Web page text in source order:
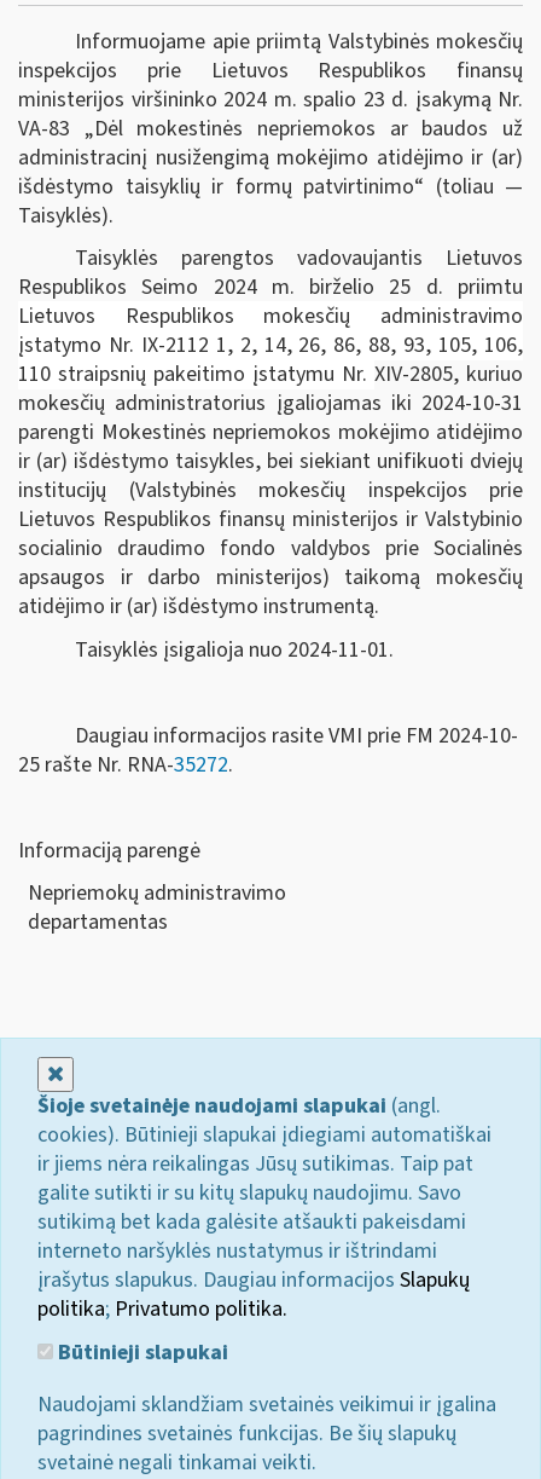
Informuojame apie priimtą Valstybinės mokesčių
inspekcijos prie Lietuvos Respublikos finansų
ministerijos viršininko 2024 m. spalio 23 d. įsakymą Nr.
VA-83 „Dėl mokestinės nepriemokos ar baudos už
administracinį nusižengimą mokėjimo atidėjimo ir (ar)
išdėstymo taisyklių ir formų patvirtinimo“ (toliau —
Taisyklės).
Taisyklės parengtos vadovaujantis
Lietuvos
Respublikos Seimo 2024 m. birželio 25 d. priimtu
Lietuvos Respublikos mokesčių administravimo
įstatymo Nr. IX-2112 1, 2, 14, 26, 86, 88, 93, 105, 106,
110 straipsnių pakeitimo įstatymu Nr. XIV-2805, kuriuo
mokesčių administratorius įgaliojamas iki 2024-10-31
parengti Mokestinės nepriemokos mokėjimo atidėjimo
ir (ar) išdėstymo taisykles, bei siekiant unifikuoti dviejų
institucijų (Valstybinės mokesčių inspekcijos prie
Lietuvos Respublikos finansų ministerijos ir Valstybinio
socialinio draudimo fondo valdybos prie Socialinės
apsaugos ir darbo ministerijos) taikomą mokesčių
atidėjimo ir (ar) išdėstymo instrumentą.
Taisyklės įsigalioja nuo 2024-11-01.
Daugiau informacijos rasite VMI prie FM 2024-10-
25 rašte Nr. RNA-35272.
Informaciją parengė
Nepriemokų administravimo
Šioje svetainėje naudojami slapukai (angl.
cookies). Būtinieji slapukai įdiegiami automatiškai
ir jiems nėra reikalingas Jūsų sutikimas. Taip pat
galite sutikti ir su kitų slapukų naudojimu. Savo
sutikimą bet kada galėsite atšaukti pakeisdami
interneto naršyklės nustatymus ir ištrindami
įrašytus slapukus. Daugiau informacijos Slapukų
politika; Privatumo politika.
Būtinieji slapukai
Naudojami sklandžiam svetainės veikimui ir įgalina
pagrindines svetainės funkcijas. Be šių slapukų
svetainė negali tinkamai veikti.